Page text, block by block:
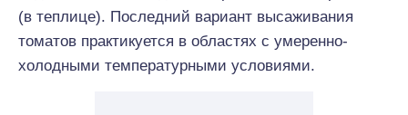
(в теплице). Последний вариант высаживания
томатов практикуется в областях с умеренно-
холодными температурными условиями.